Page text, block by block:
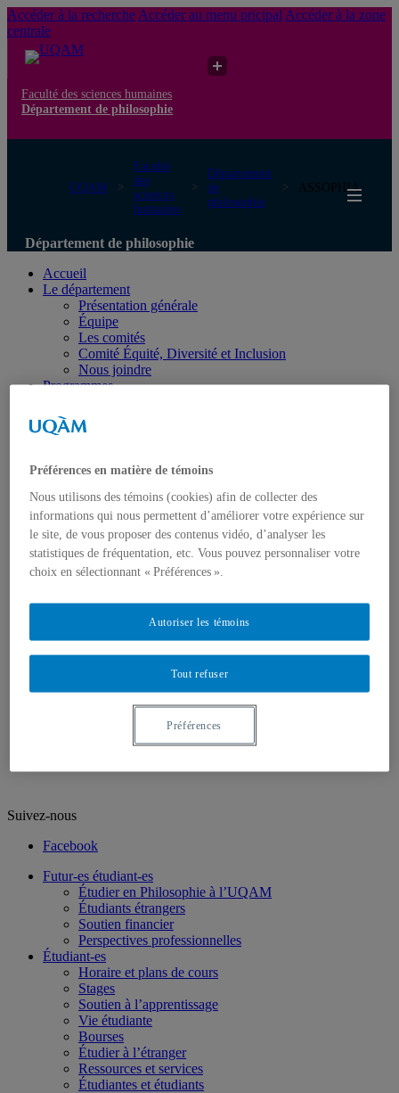
Accéder à la recherche Accéder au menu pricipal Accéder à la zone
centrale
Faculté des sciences humaines
Département de philosophie
UQAM
Faculté
des
sciences
humaines
Département
de
philosophie
ASSOPHIA
Département de philosophie
Accueil
Le département
Présentation générale
Équipe
Les comités
Comité Équité, Diversité et Inclusion
Nous joindre
Programmes
Deuxième cycle
Troisième cycle
Professeur-es régulier-ères
Chargé-es de cours
Professeur-es émérites
Professeur-es invité-es
Professeur-es retraité-es
Postdoctorant-es
Recherche
Mémoires et thèses
Conférences
Conférences départementales
Conférences Hugues Leblanc
Séminaires «travaux en cours»
L'UQAM hors les murs
Réseau Montréalais de philosophie des sciences
Suivez-nous
Facebook
Futur-es étudiant-es
Étudier en Philosophie à l’UQAM
Étudiants étrangers
Soutien financier
Perspectives professionnelles
Étudiant-es
Horaire et plans de cours
Stages
Soutien à l’apprentissage
Vie étudiante
Bourses
Étudier à l’étranger
Ressources et services
Étudiantes et étudiants
Préférences en matière de témoins
Nous utilisons des témoins (cookies) afin de collecter des
informations qui nous permettent d’améliorer votre expérience sur
le site, de vous proposer des contenus vidéo, d’analyser les
statistiques de fréquentation, etc. Vous pouvez personnaliser votre
choix en sélectionnant « Préférences ».
Tout refuser
Autoriser les témoins
Préférences